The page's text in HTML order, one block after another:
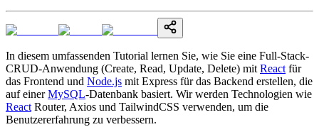
In diesem umfassenden Tutorial lernen Sie, wie Sie eine Full-Stack-
CRUD-Anwendung (Create, Read, Update, Delete) mit React für
das Frontend und Node.js mit Express für das Backend erstellen, die
auf einerMySQL-Datenbank basiert. Wir werden Technologien wie
React Router, Axios und TailwindCSS verwenden, um die
Benutzererfahrung zu verbessern.